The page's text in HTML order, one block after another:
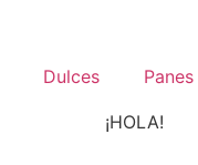
Dulces Panes
¡HOLA!